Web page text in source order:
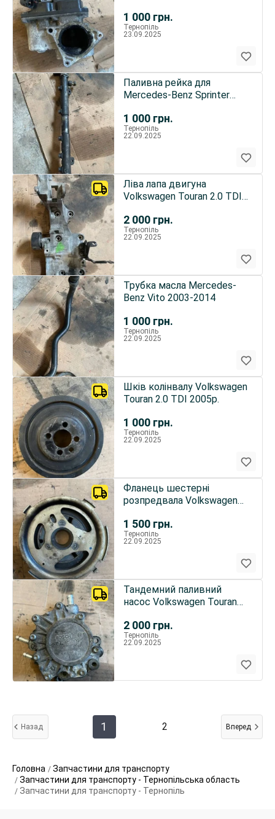
1 000 грн.
Тернопіль
23.09.2025
1 000 грн.
Паливна рейка для
Mercedes-Benz Sprinter
Тернопіль
22.09.2025
2 000 грн.
Ліва лапа двигуна
Volkswagen Touran 2.0 TDI
Тернопіль
22.09.2025
1 000 грн.
Трубка масла Mercedes-
Benz Vito 2003-2014
Тернопіль
22.09.2025
1 000 грн.
Шків колінвалу Volkswagen
Touran 2.0 TDI 2005р.
Тернопіль
22.09.2025
1 500 грн.
Фланець шестерні
розпредвала Volkswagen
Тернопіль
22.09.2025
2 000 грн.
Тандемний паливний
насос Volkswagen Touran
Тернопіль
22.09.2025
Назад 1 2 Вперед
Головна
Запчастини для транспорту
Запчастини для транспорту - Тернопільська область
Запчастини для транспорту - Тернопіль